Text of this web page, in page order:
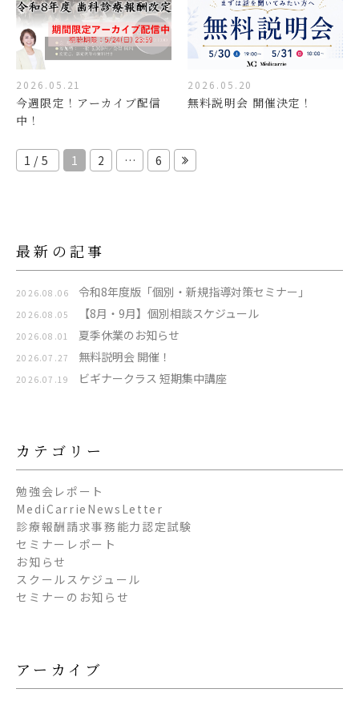
2026.05.21
今週限定！アーカイブ配信
中！
2026.05.20
無料説明会 開催決定！
1/5 1 2 … 6
最新の記事
2026.08.06 令和8年度版「個別・新規指導対策セミナー」
2026.08.05 【8月・9月】個別相談スケジュール
2026.08.01 夏季休業のお知らせ
2026.07.27 無料説明会 開催！
2026.07.19 ビギナークラス 短期集中講座
カテゴリー
勉強会レポート
MediCarrieNewsLetter
診療報酬請求事務能力認定試験
セミナーレポート
お知らせ
スクールスケジュール
セミナーのお知らせ
アーカイブ